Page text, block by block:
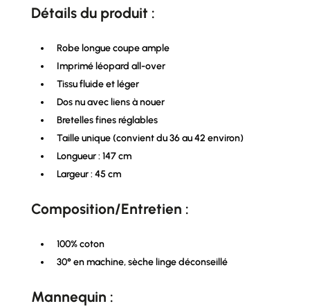
Détails du produit :
Robe longue coupe ample
Imprimé léopard all-over
Tissu fluide et léger
Dos nu avec liens à nouer
Bretelles fines réglables
Taille unique (convient du 36 au 42 environ)
Longueur : 147 cm
Largeur : 45 cm
Composition/Entretien :
100% coton
30° en machine, sèche linge déconseillé
Mannequin :